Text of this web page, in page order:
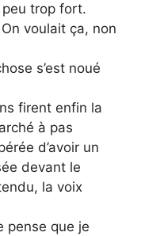
trop fort.
voulait ça, non
s’est noué
firent enfin la
à pas
d’avoir un
devant le
la voix
pense que je